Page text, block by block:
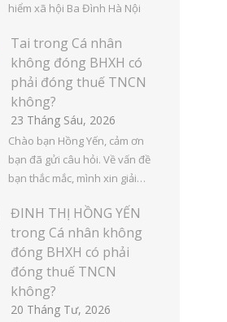
hiểm xã hội Ba Đình Hà Nội
Tai trong Cá nhân
không đóng BHXH có
phải đóng thuế TNCN
không?
23 Tháng Sáu, 2026
Chào bạn Hồng Yến, cảm ơn
bạn đã gửi câu hỏi. Về vấn đề
bạn thắc mắc, mình xin giải…
ĐINH THỊ HỒNG YẾN
trong Cá nhân không
đóng BHXH có phải
đóng thuế TNCN
không?
20 Tháng Tư, 2026